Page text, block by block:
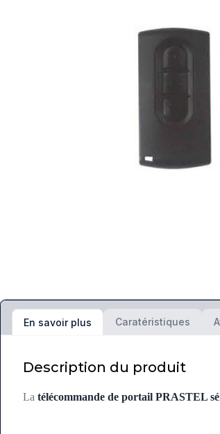
En savoir plus Caratéristiques
Description du produit
La télécommande de portail PRASTEL